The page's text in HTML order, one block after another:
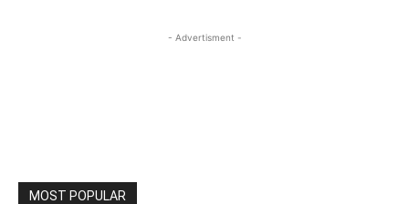
- Advertisment -
MOST POPULAR